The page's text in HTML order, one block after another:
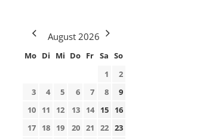
August 2026
Mo Di Mi Do Fr Sa So
1
2
3
4 5 6 7 8
9
10
11 12 13 14 15
16
17
18 19 20 21 22 23